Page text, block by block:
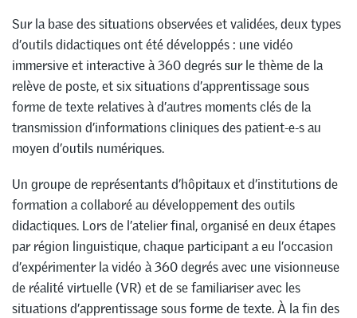
Sur la base des situations observées et validées, deux types
d’outils didactiques ont été développés : une vidéo
immersive et interactive à 360 degrés sur le thème de la
relève de poste, et six situations d’apprentissage sous
forme de texte relatives à d’autres moments clés de la
transmission d’informations cliniques des patient-e-s au
moyen d’outils numériques.
Un groupe de représentants d’hôpitaux et d’institutions de
formation a collaboré au développement des outils
didactiques. Lors de l’atelier final, organisé en deux étapes
par région linguistique, chaque participant a eu l’occasion
d’expérimenter la vidéo à 360 degrés avec une visionneuse
de réalité virtuelle (VR) et de se familiariser avec les
situations d’apprentissage sous forme de texte. À la fin des